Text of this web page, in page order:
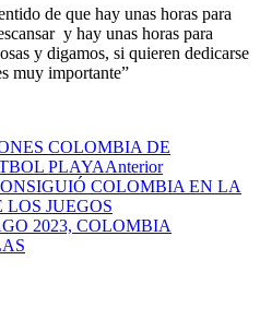
de que hay unas horas para
y hay unas horas para
y digamos, si quieren dedicarse
muy importante”
COLOMBIA DE
PLAYAAnterior
COLOMBIA EN LA
JUEGOS
2023, COLOMBIA